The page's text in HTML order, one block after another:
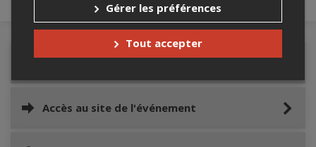
Accès au site de l'événement
Gérer les préférences
Tout accepter